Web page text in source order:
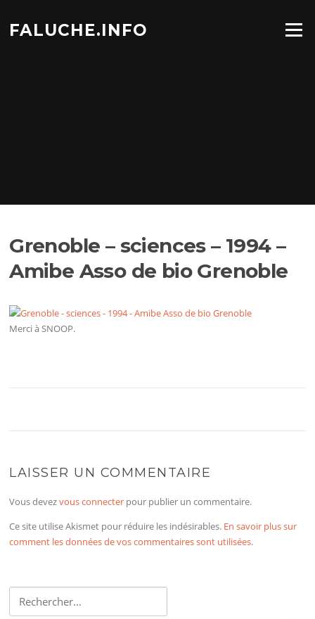
contenu
FALUCHE.INFO Menu
Grenoble – sciences – 1994 –
Amibe Asso de bio Grenoble
Merci à SNOOP.
LAISSER UN COMMENTAIRE
Vous devezvous connecter pour publier un commentaire.
Ce site utilise Akismet pour réduire les indésirables. En savoir plus sur
comment les données de vos commentaires sont utilisées.